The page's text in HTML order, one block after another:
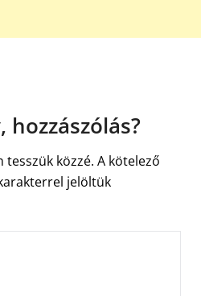
hozzászólás?
tesszük közzé. A kötelező
jelöltük